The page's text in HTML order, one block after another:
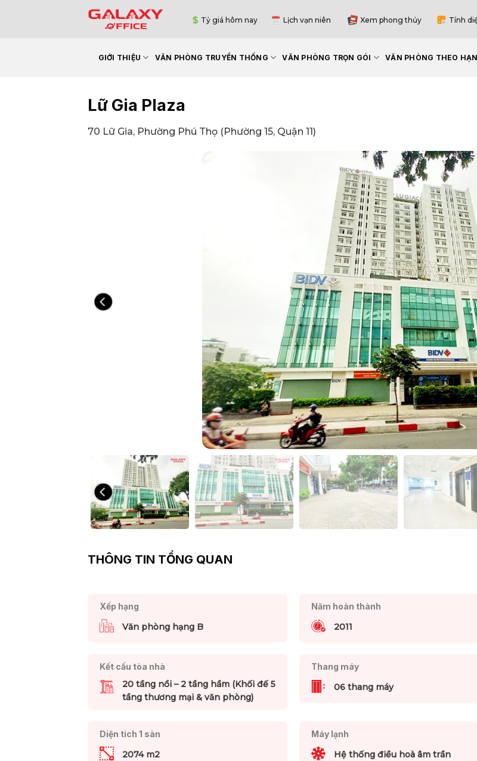
Tỷ giá hôm nay Lịch vạn niên Xem phong thủy Tính
GIỚI THIỆU VĂN PHÒNG TRUYỀN THỐNG VĂN PHÒNG TRỌN GÓI VĂN PHÒNG THEO
Lữ Gia Plaza
70 Lữ Gia, Phường Phú Thọ (Phường 15, Quận 11)
THÔNG TIN TỔNG QUAN
Xếp hạng
Văn phòng hạng B
Năm hoàn thành
2011
Kết cấu tòa nhà
20 tầng nổi – 2 tầng hầm (Khối đế 5
tầng thương mại & văn phòng)
Thang máy
06 thang máy
Diện tích 1 sàn
2074 m2
Máy lạnh
Hệ thống điều hoà âm trần